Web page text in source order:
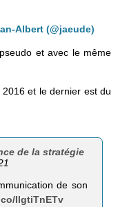
Albert (@jaeude)
et avec le même
et le dernier est du
de la stratégie
de son
IlgtiTnETv